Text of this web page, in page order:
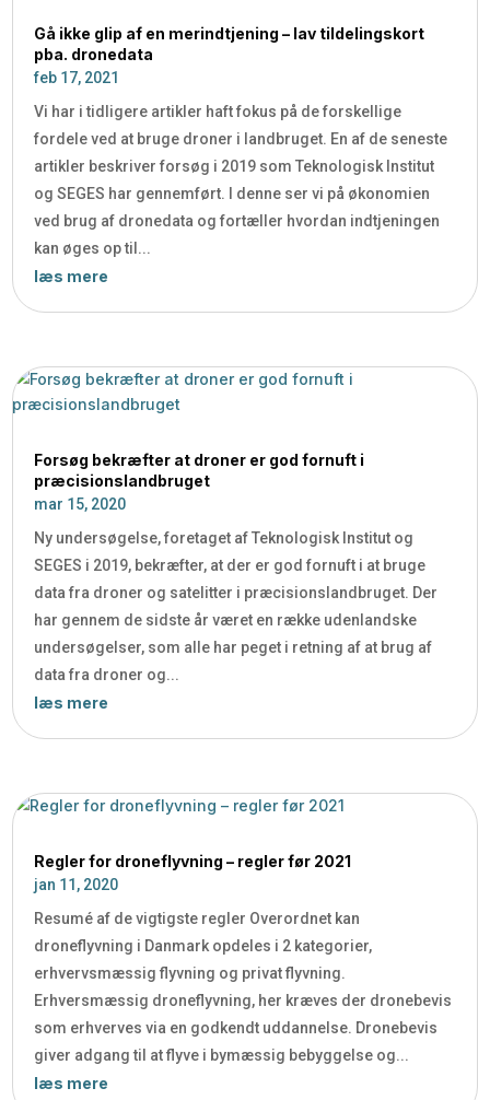
Gå ikke glip af en merindtjening – lav tildelingskort
pba. dronedata
feb 17, 2021
Vi har i tidligere artikler haft fokus på de forskellige
fordele ved at bruge droner i landbruget. En af de seneste
artikler beskriver forsøg i 2019 som Teknologisk Institut
og SEGES har gennemført. I denne ser vi på økonomien
ved brug af dronedata og fortæller hvordan indtjeningen
kan øges op til...
læs mere
Forsøg bekræfter at droner er god fornuft i
præcisionslandbruget
mar 15, 2020
Ny undersøgelse, foretaget af Teknologisk Institut og
SEGES i 2019, bekræfter, at der er god fornuft i at bruge
data fra droner og satelitter i præcisionslandbruget. Der
har gennem de sidste år været en række udenlandske
undersøgelser, som alle har peget i retning af at brug af
data fra droner og...
læs mere
Regler for droneflyvning – regler før 2021
jan 11, 2020
Resumé af de vigtigste regler Overordnet kan
droneflyvning i Danmark opdeles i 2 kategorier,
erhvervsmæssig flyvning og privat flyvning.
Erhversmæssig droneflyvning, her kræves der dronebevis
som erhverves via en godkendt uddannelse. Dronebevis
giver adgang til at flyve i bymæssig bebyggelse og...
læs mere